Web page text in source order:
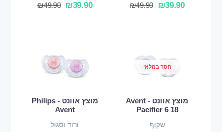
₪39.90
₪49.90
₪39.90
₪49.90
חסר במלאי
מוצץ אוונט - Avent
Pacifier 6 18
שקוף
מוצץ אוונט - Philips
Avent
ורוד וסגול